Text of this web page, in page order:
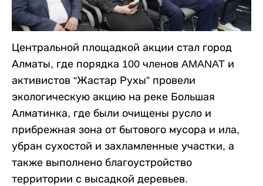
Центральной площадкой акции стал город
Алматы, где порядка 100 членов AMANAT и
активистов “Жастар Рухы” провели
экологическую акцию на реке Большая
Алматинка, где были очищены русло и
прибрежная зона от бытового мусора и ила,
убран сухостой и захламленные участки, а
также выполнено благоустройство
территории с высадкой деревьев.